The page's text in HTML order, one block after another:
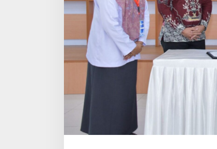
b
a
i
k
C
a
p
t
a